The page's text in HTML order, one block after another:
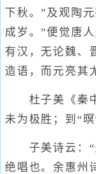
下秋。”及观陶
成岁。”便觉唐
有汉，无论魏、
造语，而元亮其
杜子美《秦中
未为极胜；到“
子美诗云：“
绝唱也。余惠州